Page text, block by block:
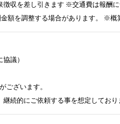
収を差し引きます ※交通費は報酬
額を調整する場合があります。 ※概
議）
ございます。
続的にご依頼する事を想定しており